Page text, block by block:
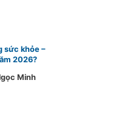
sức khỏe –
2026?
Minh